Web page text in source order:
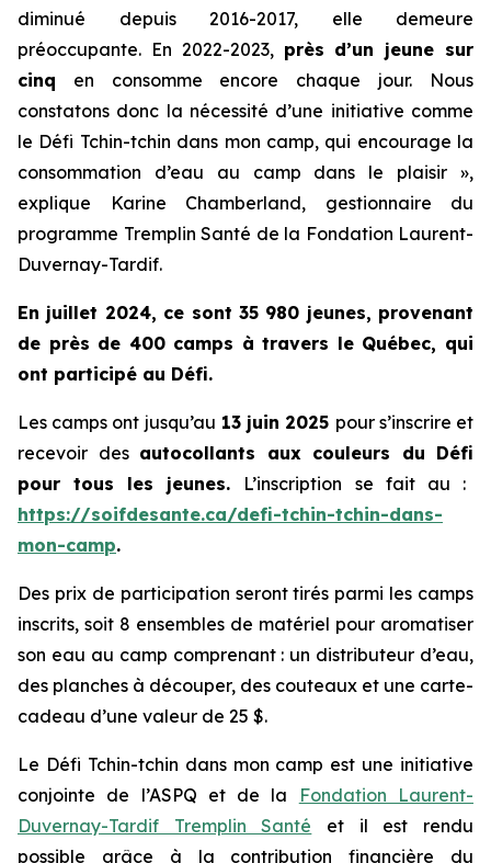
diminué depuis 2016-2017, elle demeure
préoccupante. En 2022-2023, près d’un jeune sur
cinq en consomme encore chaque jour. Nous
constatons donc la nécessité d’une initiative comme
le Défi Tchin-tchin dans mon camp, qui encourage la
consommation d’eau au camp dans le plaisir »,
explique Karine Chamberland, gestionnaire du
programme Tremplin Santé de la Fondation Laurent-
Duvernay-Tardif.
En juillet 2024, ce sont 35 980 jeunes, provenant
de près de 400 camps à travers le Québec, qui
ont participé au Défi.
Les camps ont jusqu’au 13 juin 2025 pour s’inscrire et
recevoir des autocollants aux couleurs du Défi
pour tous les jeunes. L’inscription se fait au :
https://soifdesante.ca/defi-tchin-tchin-dans-
mon-camp.
Des prix de participation seront tirés parmi les camps
inscrits, soit 8 ensembles de matériel pour aromatiser
son eau au camp comprenant : un distributeur d’eau,
des planches à découper, des couteaux et une carte-
cadeau d’une valeur de 25 $.
Le Défi Tchin-tchin dans mon camp est une initiative
conjointe de l’ASPQ et de la
Fondation Laurent-
Duvernay-Tardif Tremplin Santé et il est rendu
possible grâce à la contribution financière du